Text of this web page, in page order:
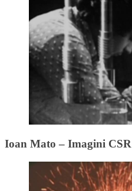
Ioan Mato – Imagini CSR